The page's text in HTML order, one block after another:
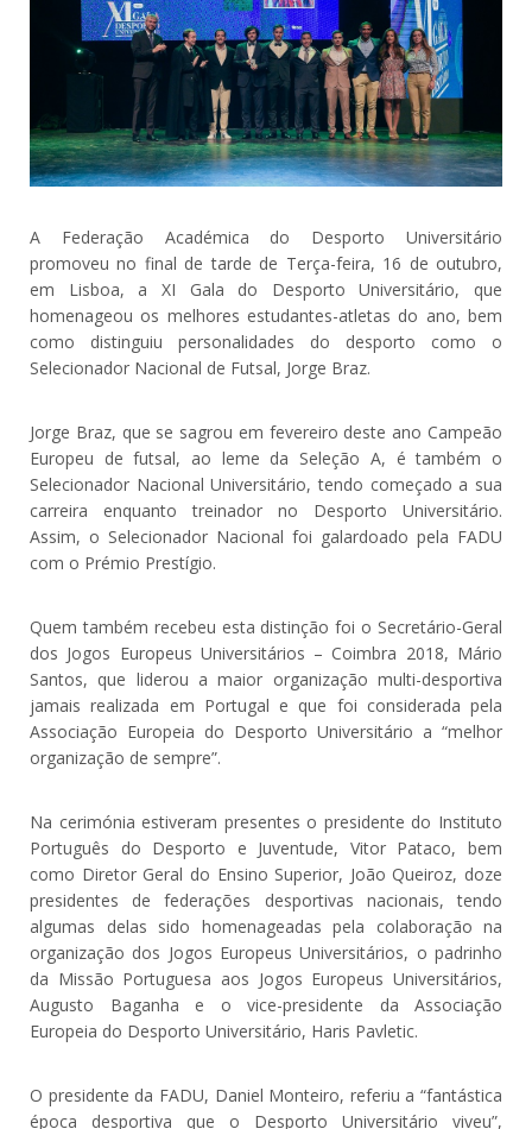
A Federação Académica do Desporto Universitário
promoveu no final de tarde de Terça-feira, 16 de outubro,
em Lisboa, a XI Gala do Desporto Universitário, que
homenageou os melhores estudantes-atletas do ano, bem
como distinguiu personalidades do desporto como o
Selecionador Nacional de Futsal, Jorge Braz.
Jorge Braz, que se sagrou em fevereiro deste ano Campeão
Europeu de futsal, ao leme da Seleção A, é também o
Selecionador Nacional Universitário, tendo começado a sua
carreira enquanto treinador no Desporto Universitário.
Assim, o Selecionador Nacional foi galardoado pela FADU
com o Prémio Prestígio.
Quem também recebeu esta distinção foi o Secretário-Geral
dos Jogos Europeus Universitários – Coimbra 2018, Mário
Santos, que liderou a maior organização multi-desportiva
jamais realizada em Portugal e que foi considerada pela
Associação Europeia do Desporto Universitário a “melhor
organização de sempre”.
Na cerimónia estiveram presentes o presidente do Instituto
Português do Desporto e Juventude, Vitor Pataco, bem
como Diretor Geral do Ensino Superior, João Queiroz, doze
presidentes de federações desportivas nacionais, tendo
algumas delas sido homenageadas pela colaboração na
organização dos Jogos Europeus Universitários, o padrinho
da Missão Portuguesa aos Jogos Europeus Universitários,
Augusto Baganha e o vice-presidente da Associação
Europeia do Desporto Universitário, Haris Pavletic.
O presidente da FADU, Daniel Monteiro, referiu a “fantástica
época desportiva que o Desporto Universitário viveu”,